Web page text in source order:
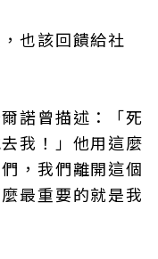
也該回饋給社
諾曾描述：「死
我！」他用這麼
，我們離開這個
最重要的就是我